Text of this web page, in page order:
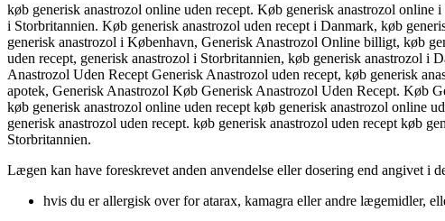
køb generisk anastrozol online uden recept. Køb generisk anastrozol
i Storbritannien. Køb generisk anastrozol uden recept i Danmark, køb
generisk anastrozol i København, Generisk Anastrozol Online billigt, køb
uden recept, generisk anastrozol i Storbritannien, køb generisk anastrozol i
Anastrozol Uden Recept Generisk Anastrozol uden recept, køb generisk
apotek, Generisk Anastrozol Køb Generisk Anastrozol Uden Recept. Køb
køb generisk anastrozol online uden recept køb generisk anastrozol online
generisk anastrozol uden recept. køb generisk anastrozol uden recept køb
Storbritannien.
Lægen kan have foreskrevet anden anvendelse eller dosering end angivet
hvis du er allergisk over for atarax, kamagra eller andre lægemidler,